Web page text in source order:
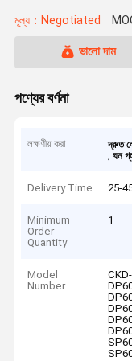
মূল্য：Negotiated
ভালো দাম
পণ্যের বর্ণনা
লক্ষণীয় করা দ্রুত
,ঘন
Delivery Time 25-
Minimum
Order
Quantity
1
Model
Number